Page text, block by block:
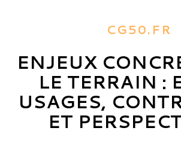
CG50.FR
ENJEUX
LE TERRAIN :
USAGES,
ET